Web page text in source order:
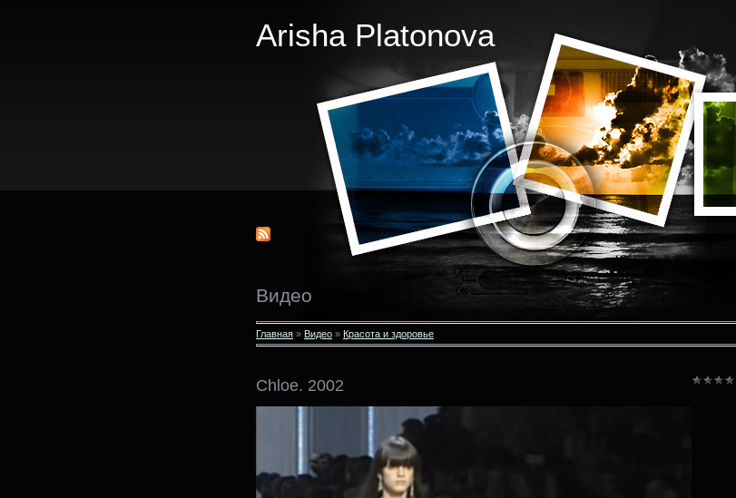
Arisha Platonova
Видео
Главная » Видео » Красота и здоровье
Chloe. 2002